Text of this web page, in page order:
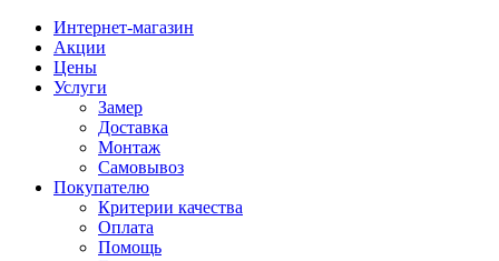
Интернет-магазин
Акции
Цены
Услуги
Замер
Доставка
Монтаж
Самовывоз
Покупателю
Критерии качества
Оплата
Помощь